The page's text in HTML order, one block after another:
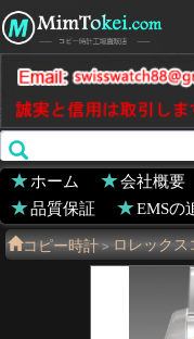
ホーム 会社概要
品質保証
EMSの
コピー時計 > ロレックス